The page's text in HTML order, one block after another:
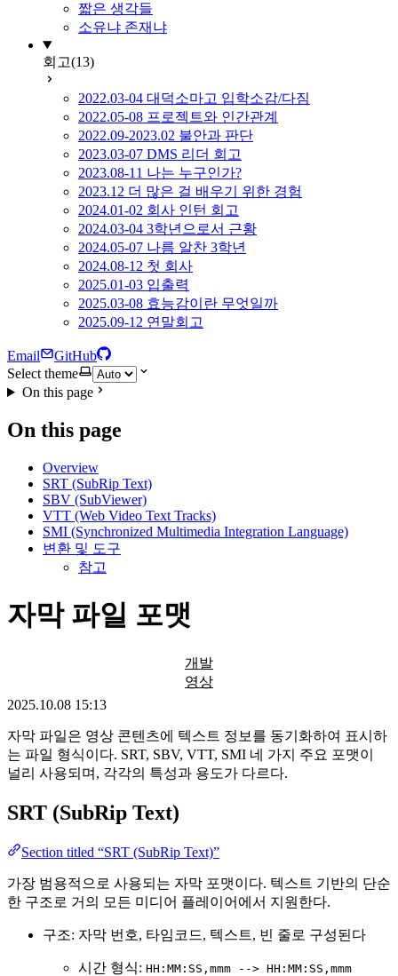
짧은 생각들
소유냐 존재냐
회고(13)
2022.03-04 대덕소마고 입학소감/다짐
2022.05-08 프로젝트와 인간관계
2022.09-2023.02 불안과 판단
2023.03-07 DMS 리더 회고
2023.08-11 나는 누구인가?
2023.12 더 많은 걸 배우기 위한 경험
2024.01-02 회사 인턴 회고
2024.03-04 3학년으로서 근황
2024.05-07 나름 알찬 3학년
2024.08-12 첫 회사
2025.01-03 입출력
2025.03-08 효능감이란 무엇일까
2025.09-12 연말회고
Email
GitHub
Select theme
On this page
On this page
Overview
SRT (SubRip Text)
SBV (SubViewer)
VTT (Web Video Text Tracks)
SMI (Synchronized Multimedia Integration Language)
변환 및 도구
참고
자막 파일 포맷
개발
영상
2025.10.08 15:13
자막 파일은 영상 콘텐츠에 텍스트 정보를 동기화하여 표시하
는 파일 형식이다. SRT, SBV, VTT, SMI 네 가지 주요 포맷이
널리 사용되며, 각각의 특성과 용도가 다르다.
SRT (SubRip Text)
Section titled “SRT (SubRip Text)”
가장 범용적으로 사용되는 자막 포맷이다. 텍스트 기반의 단순
한 구조로 거의 모든 미디어 플레이어에서 지원한다.
구조: 자막 번호, 타임코드, 텍스트, 빈 줄로 구성된다
시간 형식: HH:MM:SS,mmm --> HH:MM:SS,mmm